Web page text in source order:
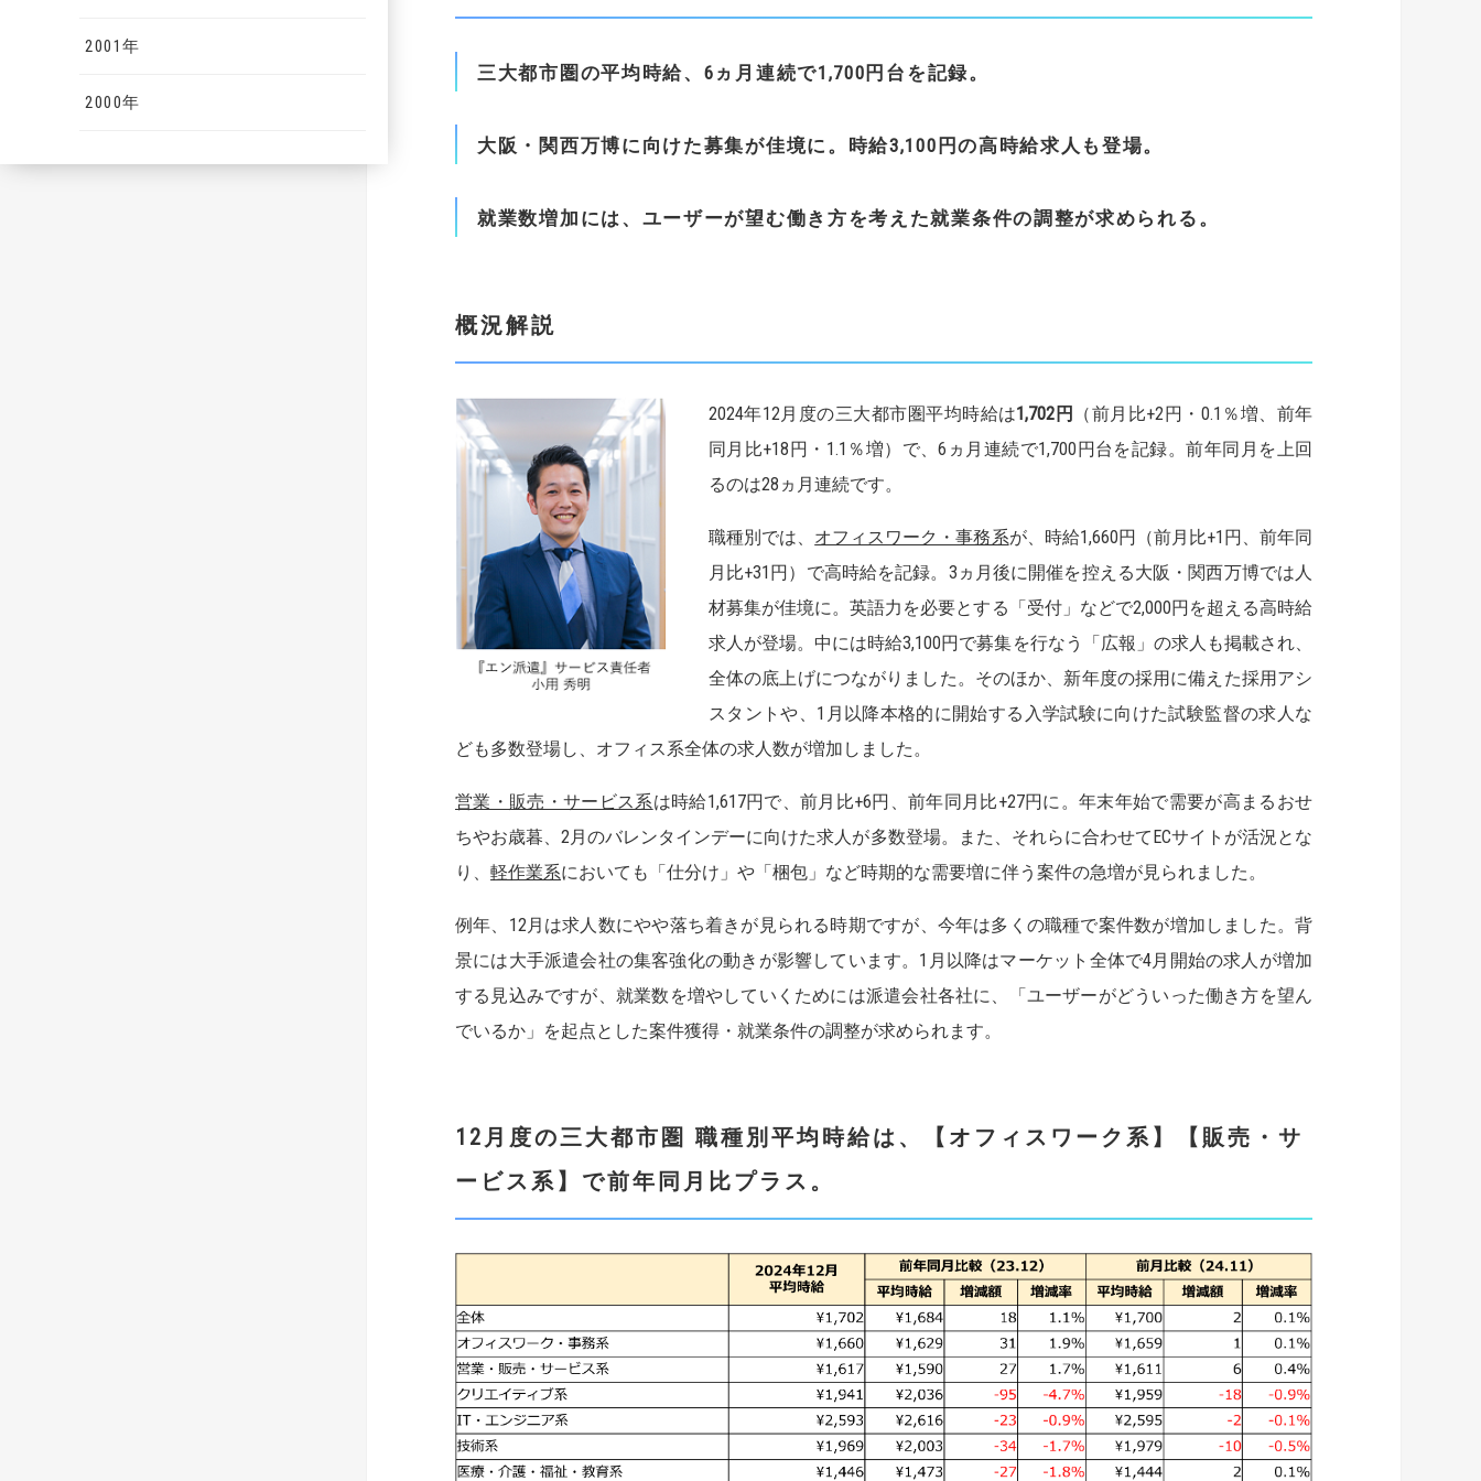
2001年
2000年
三大都市圏の平均時給、6 ヵ月連続で1,700円台を記録。
大阪・関西万博に向けた募集が佳境に。時給3,100 円の高時給求人も登場。
就業数増加には、ユーザーが望む働き方を考えた就業条件の調整が求められる。
概況解説
2024年12月度の三大都市圏平均時給は1,702 円
（前月比+2円・0.1％増、前年
同月比+18円・1.1％増）で、6ヵ月連続で1,700円台を記録。前年同月を上回
るのは28ヵ月連続です。
職種別では、 オフィスワーク・事務系が、時給1,660円（前月比+1円、前年同
月比+31円）で高時給を記録。3ヵ月後に開催を控える大阪・関西万博では人
材募集が佳境に。英語力を必要とする「受付」などで2,000円を超える高時給
求人が登場。中には時給3,100円で募集を行なう「広報」の求人も掲載され、
全体の底上げにつながりました。そのほか、新年度の採用に備えた採用アシ
スタントや、1月以降本格的に開始する入学試験に向けた試験監督の求人な
ども多数登場し、オフィス系全体の求人数が増加しました。
営業・販売・サービス系は時給1,617円で、前月比+6円、前年同月比+27円に。年末年始で需要が高まるおせ
ちやお歳暮、2月のバレンタインデーに向けた求人が多数登場。また、それらに合わせてECサイトが活況とな
り、 軽作業系においても「仕分け」や「梱包」など時期的な需要増に伴う案件の急増が見られました。
例年、12月は求人数にやや落ち着きが見られる時期ですが、今年は多くの職種で案件数が増加しました。背
景には大手派遣会社の集客強化の動きが影響しています。1月以降はマーケット全体で4月開始の求人が増加
する見込みですが、就業数を増やしていくためには派遣会社各社に、「ユーザーがどういった働き方を望ん
でいるか」を起点とした案件獲得・就業条件の調整が求められます。
12月度の三大都市圏 職種別平均時給は、【オフィスワーク系】【販売・サ
ービス系】で前年同月比プラス。